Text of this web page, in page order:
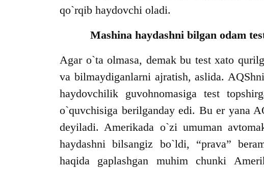
qo`rqib haydovchi oladi.
Mashina haydashni bilgan odam
Agar o`ta olmasa, demak bu test xato
va bilmaydiganlarni ajratish, aslida.
haydovchilik guvohnomasiga test
o`quvchisiga berilganday edi. Bu er yana
deyiladi. Amerikada o`zi umuman
haydashni bilsangiz bo`ldi, “prava”
haqida gaplashgan muhim chunki